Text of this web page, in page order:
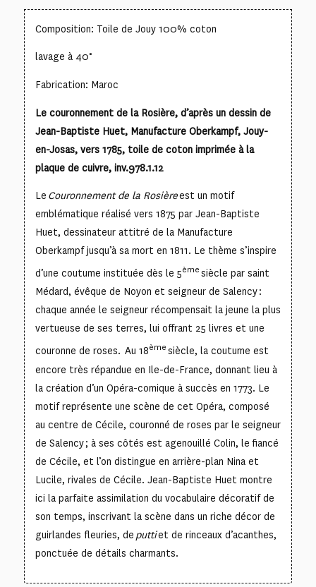
Composition: Toile de Jouy 100% coton
lavage à 40°
Fabrication: Maroc
Le couronnement de la Rosière, d’après un dessin de
Jean-Baptiste Huet, Manufacture Oberkampf, Jouy-
en-Josas, vers 1785, toile de coton imprimée à la
plaque de cuivre, inv.978.1.12
Le Couronnement de la Rosièreest un motif
emblématique réalisé vers 1875 par Jean-Baptiste
Huet, dessinateur attitré de la Manufacture
Oberkampf jusqu’à sa mort en 1811. Le thème s’inspire
d’une coutume instituée dès le 5èmesiècle par saint
Médard, évêque de Noyon et seigneur de Salency :
chaque année le seigneur récompensait la jeune la plus
vertueuse de ses terres, lui offrant 25 livres et une
couronne de roses. Au 18èmesiècle, la coutume est
encore très répandue en Ile-de-France, donnant lieu à
la création d’un Opéra-comique à succès en 1773. Le
motif représente une scène de cet Opéra, composé
au centre de Cécile, couronné de roses par le seigneur
de Salency ; à ses côtés est agenouillé Colin, le fiancé
de Cécile, et l’on distingue en arrière-plan Nina et
Lucile, rivales de Cécile. Jean-Baptiste Huet montre
ici la parfaite assimilation du vocabulaire décoratif de
son temps, inscrivant la scène dans un riche décor de
guirlandes fleuries, de puttiet de rinceaux d’acanthes,
ponctuée de détails charmants.